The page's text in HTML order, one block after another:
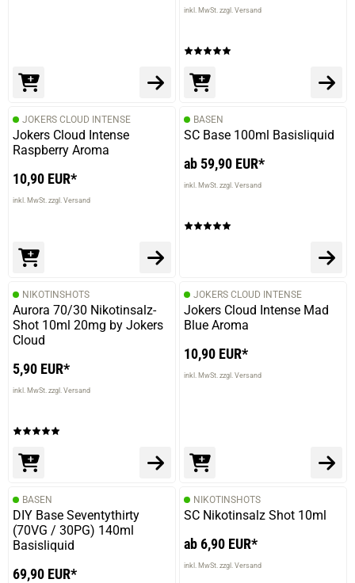
inkl. MwSt. zzgl. Versand
JOKERS CLOUD INTENSE
Jokers Cloud Intense
Raspberry Aroma
10,90 EUR*
inkl. MwSt. zzgl. Versand
BASEN
SC Base 100ml Basisliquid
ab 59,90 EUR*
inkl. MwSt. zzgl. Versand
NIKOTINSHOTS
Aurora 70/30 Nikotinsalz-
Shot 10ml 20mg by Jokers
Cloud
5,90 EUR*
inkl. MwSt. zzgl. Versand
JOKERS CLOUD INTENSE
Jokers Cloud Intense Mad
Blue Aroma
10,90 EUR*
inkl. MwSt. zzgl. Versand
BASEN
DIY Base Seventythirty
(70VG / 30PG) 140ml
Basisliquid
69,90 EUR*
NIKOTINSHOTS
SC Nikotinsalz Shot 10ml
ab 6,90 EUR*
inkl. MwSt. zzgl. Versand